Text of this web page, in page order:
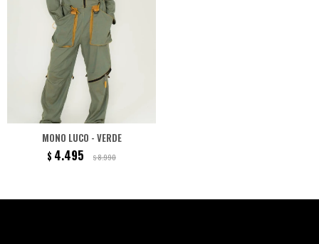
MONO LUCO - VERDE
$ 4.495 $8.990